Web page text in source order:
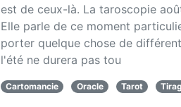
est de ceux-là. La taroscopie
Elle parle de ce moment
porter quelque chose de
l'été ne durera pas tou
Cartomancie Oracle Tarot